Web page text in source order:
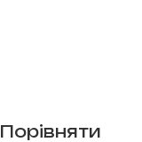
Порівняти